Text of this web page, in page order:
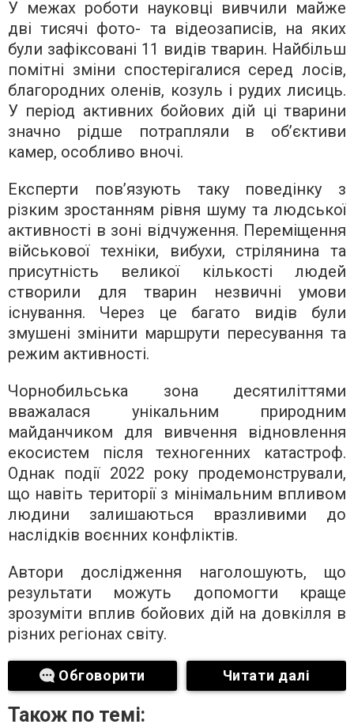
У межах роботи науковці вивчили майже
дві тисячі фото- та відеозаписів, на яких
були зафіксовані 11 видів тварин. Найбільш
помітні зміни спостерігалися серед лосів,
благородних оленів, козуль і рудих лисиць.
У період активних бойових дій ці тварини
значно рідше потрапляли в об’єктиви
камер, особливо вночі.
Експерти пов’язують таку поведінку з
різким зростанням рівня шуму та людської
активності в зоні відчуження. Переміщення
військової техніки, вибухи, стрілянина та
присутність великої кількості людей
створили для тварин незвичні умови
існування. Через це багато видів були
змушені змінити маршрути пересування та
режим активності.
Чорнобильська зона десятиліттями
вважалася унікальним природним
майданчиком для вивчення відновлення
екосистем після техногенних катастроф.
Однак події 2022 року продемонстрували,
що навіть території з мінімальним впливом
людини залишаються вразливими до
наслідків воєнних конфліктів.
Автори дослідження наголошують, що
результати можуть допомогти краще
зрозуміти вплив бойових дій на довкілля в
різних регіонах світу.
Обговорити Читати далі
Також по темі: